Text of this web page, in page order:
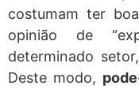
costumam ter
opinião de
determinado
Deste modo,